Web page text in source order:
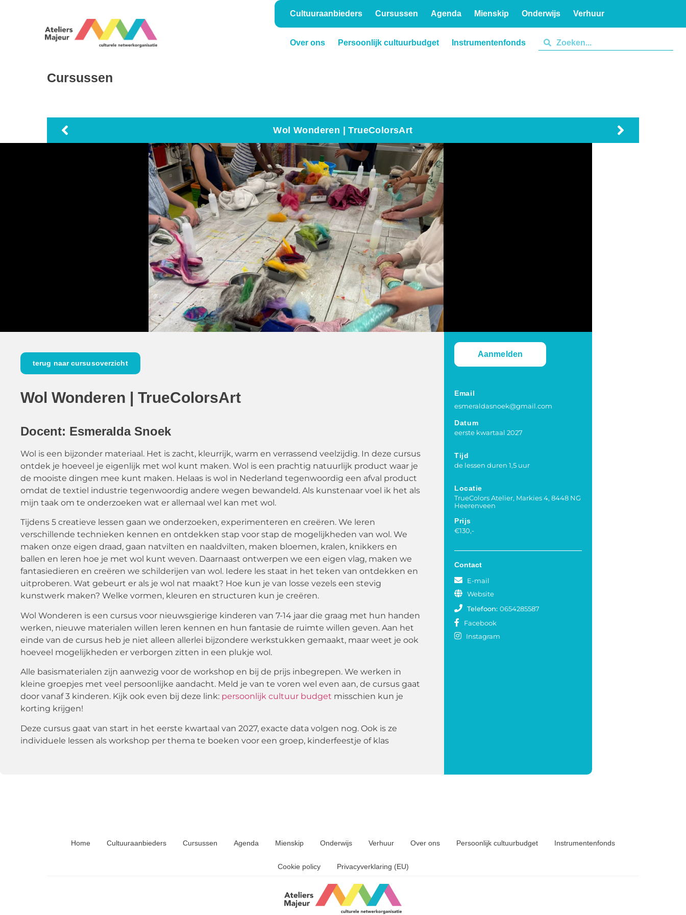
Cultuuraanbieders Cursussen Agenda Mienskip Onderwijs Verhuur
Over ons Persoonlijk cultuurbudget
Instrumentenfonds
Cursussen
Wol Wonderen | TrueColorsArt
terug naar cursusoverzicht
Wol Wonderen | TrueColorsArt
Docent: Esmeralda Snoek
Wol is een bijzonder materiaal. Het is zacht, kleurrijk, warm en verrassend veelzijdig. In deze cursus
ontdek je hoeveel je eigenlijk met wol kunt maken. Wol is een prachtig natuurlijk product waar je
de mooiste dingen mee kunt maken. Helaas is wol in Nederland tegenwoordig een afval product
omdat de textiel industrie tegenwoordig andere wegen bewandeld. Als kunstenaar voel ik het als
mijn taak om te onderzoeken wat er allemaal wel kan met wol.
Tijdens 5 creatieve lessen gaan we onderzoeken, experimenteren en creëren. We leren
verschillende technieken kennen en ontdekken stap voor stap de mogelijkheden van wol. We
maken onze eigen draad, gaan natvilten en naaldvilten, maken bloemen, kralen, knikkers en
ballen en leren hoe je met wol kunt weven. Daarnaast ontwerpen we een eigen vlag, maken we
fantasiedieren en creëren we schilderijen van wol. Iedere les staat in het teken van ontdekken en
uitproberen. Wat gebeurt er als je wol nat maakt? Hoe kun je van losse vezels een stevig
kunstwerk maken? Welke vormen, kleuren en structuren kun je creëren.
Wol Wonderen is een cursus voor nieuwsgierige kinderen van 7-14 jaar die graag met hun handen
werken, nieuwe materialen willen leren kennen en hun fantasie de ruimte willen geven. Aan het
einde van de cursus heb je niet alleen allerlei bijzondere werkstukken gemaakt, maar weet je ook
hoeveel mogelijkheden er verborgen zitten in een plukje wol.
Alle basismaterialen zijn aanwezig voor de workshop en bij de prijs inbegrepen. We werken in
kleine groepjes met veel persoonlijke aandacht. Meld je van te voren wel even aan, de cursus gaat
door vanaf 3 kinderen. Kijk ook even bij deze link: persoonlijk cultuur budget misschien kun je
korting krijgen!
Deze cursus gaat van start in het eerste kwartaal van 2027, exacte data volgen nog. Ook is ze
individuele lessen als workshop per thema te boeken voor een groep, kinderfeestje of klas
Aanmelden
Email
esmeraldasnoek@gmail.com
Datum
eerste kwartaal 2027
Tijd
de lessen duren 1,5 uur
Locatie
TrueColors Atelier, Markies 4, 8448 NG
Heerenveen
Prijs
€130,-
Contact
E-mail
Website
Telefoon: 0654285587
Facebook
Instagram
Home Cultuuraanbieders Cursussen Agenda Mienskip Onderwijs Verhuur Over ons Persoonlijk cultuurbudget Instrumentenfonds
Cookie policy Privacyverklaring (EU)